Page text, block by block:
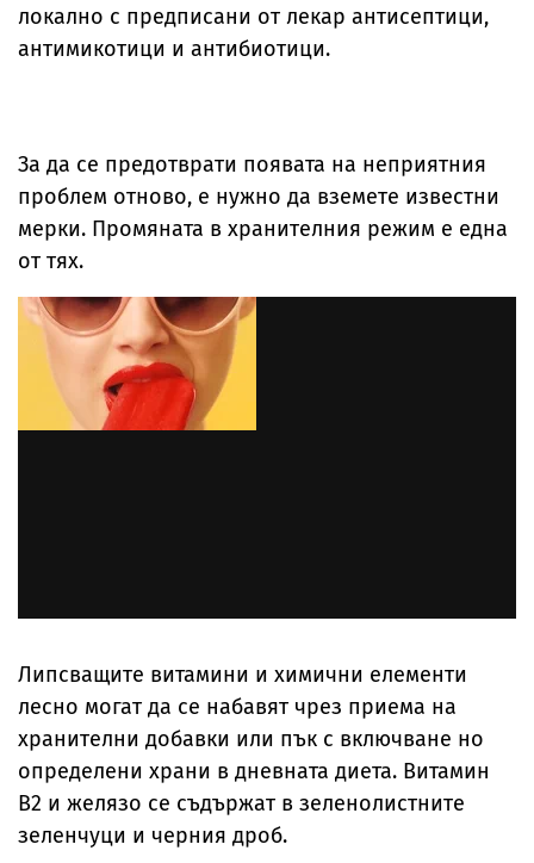
локално с предписани от лекар антисептици,
антимикотици и антибиотици.
За да се предотврати появата на неприятния
проблем отново, е нужно да вземете известни
мерки. Промяната в хранителния режим е една
от тях.
Липсващите витамини и химични елементи
лесно могат да се набавят чрез приема на
хранителни добавки или пък с включване но
определени храни в дневната диета. Витамин
B2 и желязо се съдържат в зеленолистните
зеленчуци и черния дроб.